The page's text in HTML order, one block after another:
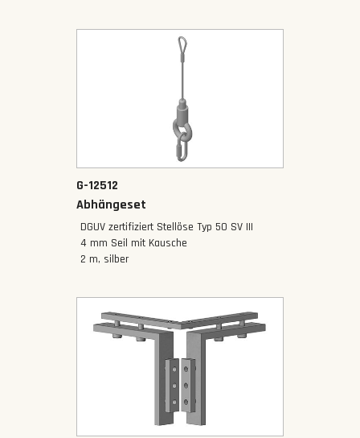
G-12512
Abhängeset
DGUV zertifiziert Stellöse Typ 50 SV III
4 mm Seil mit Kausche
2 m, silber